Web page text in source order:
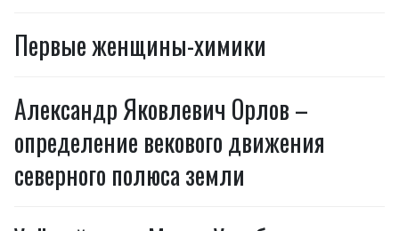
Первые женщины-химики
Александр Яковлевич Орлов –
определение векового движения
северного полюса земли